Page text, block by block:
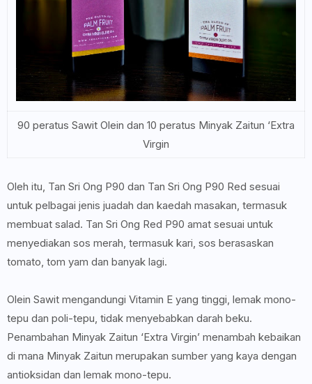
90 peratus Sawit Olein dan 10 peratus Minyak Zaitun ‘Extra
Virgin
Oleh itu, Tan Sri Ong P90 dan Tan Sri Ong P90 Red sesuai
untuk pelbagai jenis juadah dan kaedah masakan, termasuk
membuat salad. Tan Sri Ong Red P90 amat sesuai untuk
menyediakan sos merah, termasuk kari, sos berasaskan
tomato, tom yam dan banyak lagi.
Olein Sawit mengandungi Vitamin E yang tinggi, lemak mono-
tepu dan poli-tepu, tidak menyebabkan darah beku.
Penambahan Minyak Zaitun ‘Extra Virgin’ menambah kebaikan
di mana Minyak Zaitun merupakan sumber yang kaya dengan
antioksidan dan lemak mono-tepu.